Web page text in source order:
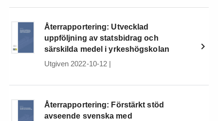
Återrapportering: Utvecklad
uppföljning av statsbidrag och
särskilda medel i yrkeshögskolan
Utgiven 2022-10-12 |
Återrapportering: Förstärkt stöd
avseende svenska med